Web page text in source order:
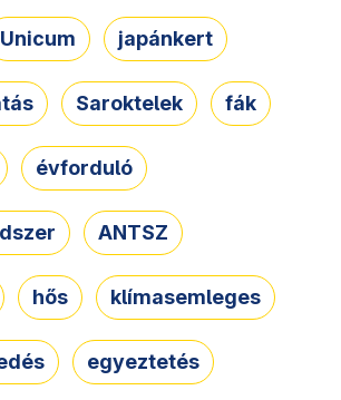
Unicum japánkert
Saroktelek fák
évforduló
ANTSZ
hős klímasemleges
egyeztetés